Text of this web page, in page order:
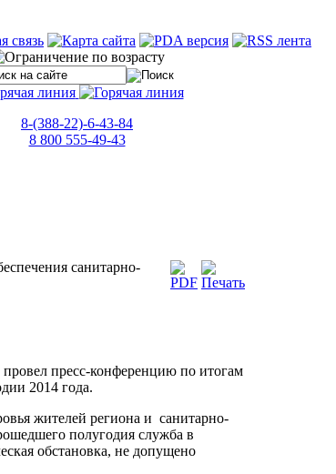
8-(388-22)-6-43-84
8 800 555-49-43
санитарно-
пресс-конференцию по итогам
2014 года.
жителей региона и санитарно-
полугодия служба в
обстановка, не допущено